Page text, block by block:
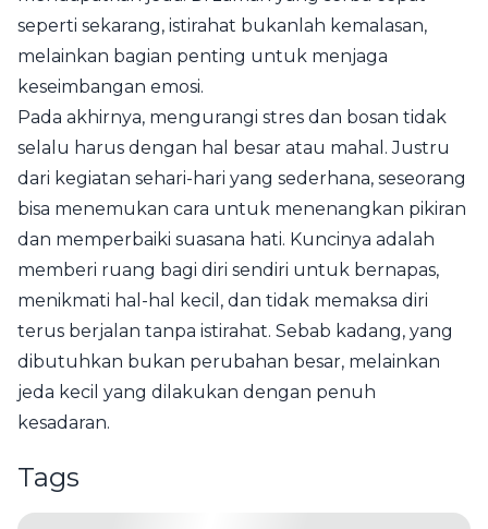
seperti sekarang, istirahat bukanlah kemalasan,
melainkan bagian penting untuk menjaga
keseimbangan emosi.
Pada akhirnya, mengurangi stres dan bosan tidak
selalu harus dengan hal besar atau mahal. Justru
dari kegiatan sehari-hari yang sederhana, seseorang
bisa menemukan cara untuk menenangkan pikiran
dan memperbaiki suasana hati. Kuncinya adalah
memberi ruang bagi diri sendiri untuk bernapas,
menikmati hal-hal kecil, dan tidak memaksa diri
terus berjalan tanpa istirahat. Sebab kadang, yang
dibutuhkan bukan perubahan besar, melainkan
jeda kecil yang dilakukan dengan penuh
kesadaran.
Tags